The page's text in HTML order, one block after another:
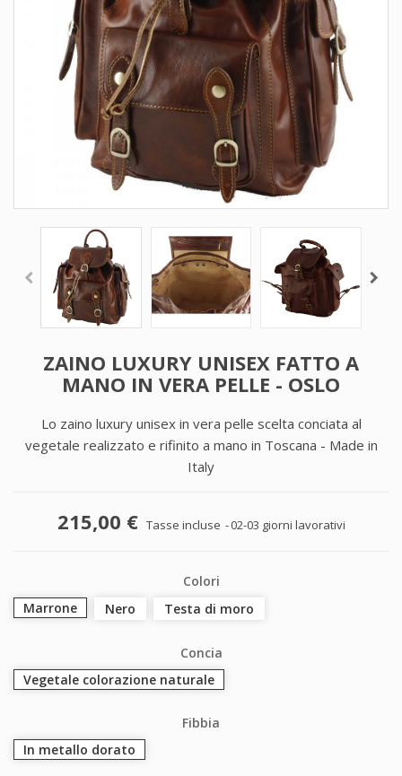
ZAINO LUXURY UNISEX FATTO A
MANO IN VERA PELLE - OSLO
Lo zaino luxury unisex in vera pelle scelta conciata al
vegetale realizzato e rifinito a mano in Toscana - Made in
Italy
215,00 € Tasse incluse 02-03 giorni lavorativi
Colori
Marrone
Nero Testa di moro
Concia
Vegetale colorazione naturale
Fibbia
In metallo dorato